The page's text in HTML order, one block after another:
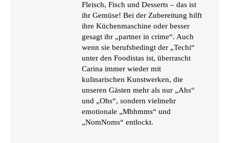
Fleisch, Fisch und Desserts – das ist
ihr Gemüse! Bei der Zubereitung hilft
ihre Küchenmaschine oder besser
gesagt ihr „partner in crime“. Auch
wenn sie berufsbedingt der „Techi“
unter den Foodistas ist, überrascht
Carina immer wieder mit
kulinarischen Kunstwerken, die
unseren Gästen mehr als nur „Ahs“
und „Ohs“, sondern vielmehr
emotionale „Mhhmms“ und
„NomNoms“ entlockt.